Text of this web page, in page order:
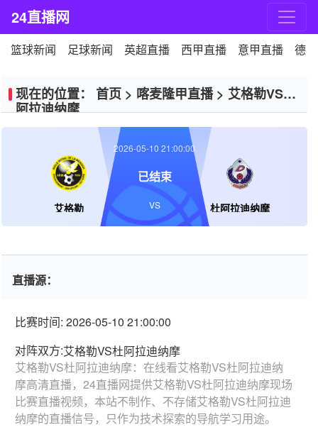
24直播网
篮球新闻 足球新闻 英超直播 西甲直播 意甲直播 德
现在的位置： 首页 > 喀麦隆甲直播> 艾格勒VS杜
阿拉迪纳摩
艾格勒 杜阿拉迪纳摩
2026-05-10 21:00:00
已结束
VS
直播源：
比赛时间: 2026-05-10 21:00:00
对阵双方:艾格勒VS杜阿拉迪纳摩
艾格勒VS杜阿拉迪纳摩：在线看艾格勒VS杜阿拉迪纳
摩高清直播，24直播网提供艾格勒VS杜阿拉迪纳摩现场
比赛直播视频，本站不制作、不存储艾格勒VS杜阿拉迪
纳摩的直播信号，只作为技术探索的导航学习用途。